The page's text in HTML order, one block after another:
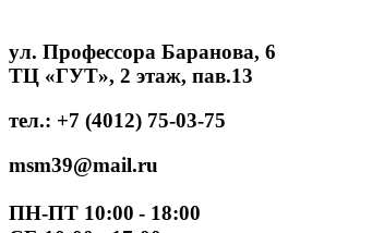
ул. Профессора Баранова, 6
ТЦ «ГУТ», 2 этаж, пав.13
тел.: +7 (4012) 75-03-75
msm39@mail.ru
ПН-ПТ 10:00 - 18:00